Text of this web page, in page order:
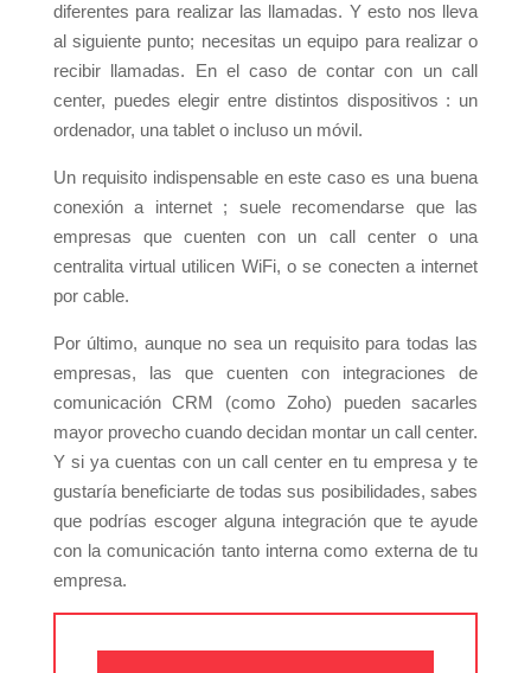
diferentes para realizar las llamadas. Y esto nos lleva
al siguiente punto; necesitas un equipo para realizar o
recibir llamadas. En el caso de contar con un call
center, puedes elegir entre distintos dispositivos : un
ordenador, una tablet o incluso un móvil.
Un requisito indispensable en este caso es una buena
conexión a internet ; suele recomendarse que las
empresas que cuenten con un call center o una
centralita virtual utilicen WiFi, o se conecten a internet
por cable.
Por último, aunque no sea un requisito para todas las
empresas, las que cuenten con integraciones de
comunicación CRM (como Zoho) pueden sacarles
mayor provecho cuando decidan montar un call center.
Y si ya cuentas con un call center en tu empresa y te
gustaría beneficiarte de todas sus posibilidades, sabes
que podrías escoger alguna integración que te ayude
con la comunicación tanto interna como externa de tu
empresa.